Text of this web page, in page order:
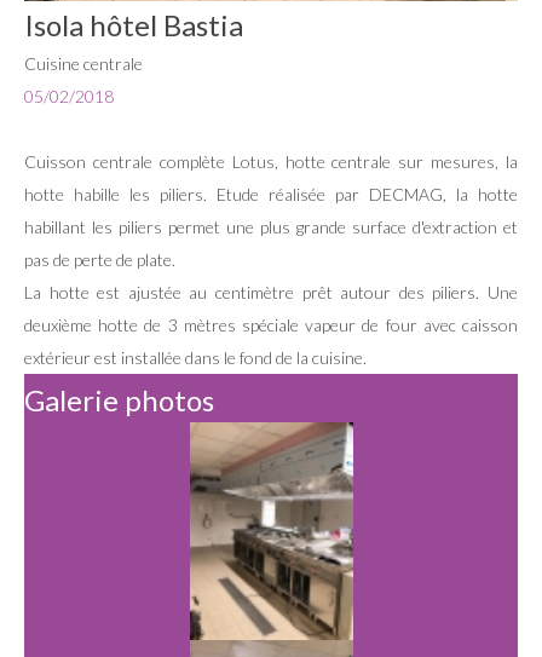
Isola hôtel Bastia
Cuisine centrale
05/02/2018
Cuisson centrale complète Lotus, hotte centrale sur mesures, la
hotte habille les piliers. Etude réalisée par DECMAG, la hotte
habillant les piliers permet une plus grande surface d'extraction et
pas de perte de plate.
La hotte est ajustée au centimètre prêt autour des piliers. Une
deuxième hotte de 3 mètres spéciale vapeur de four avec caisson
extérieur est installée dans le fond de la cuisine.
Galerie photos